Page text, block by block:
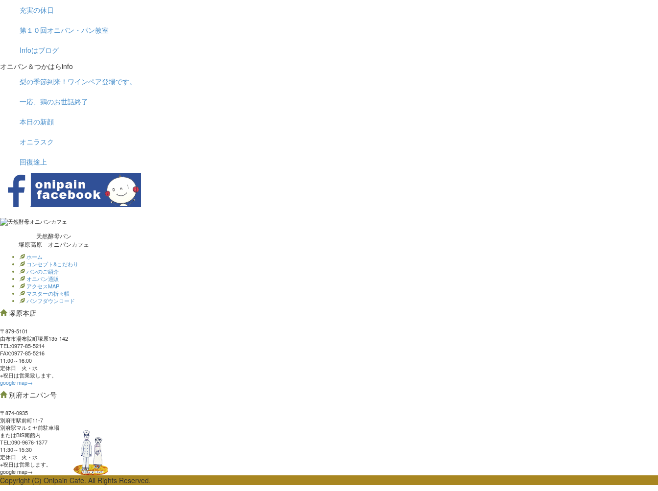
充実の休日
第１０回オニパン・パン教室
Infoはブログ
オニパン＆つかはらinfo
梨の季節到来！ワインペア登場です。
一応、鶏のお世話終了
本日の新顔
オニラスク
回復途上
天然酵母パン
塚原高原 オニパンカフェ
ホーム
コンセプト&こだわり
パンのご紹介
オニパン通販
アクセスMAP
マスターの折々帳
パンフダウンロード
塚原本店
〒879-5101
由布市湯布院町塚原135-142
TEL:0977‐85-5214
FAX:0977‐85-5216
11:00～16:00
定休日 火・水
※祝日は営業致します。
google map→
別府オニパン号
〒874-0935
別府市駅前町11-7
別府駅マルミヤ前駐車場
またはBIS南館内
TEL:090-9676-1377
11:30～15:30
定休日 火・水
※祝日は営業します。
google map→
Copyright (C) Onipain Cafe. All Rights Reserved.